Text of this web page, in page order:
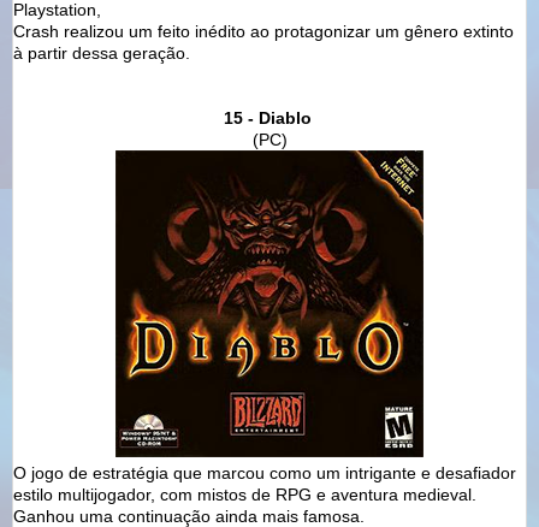
Playstation,
Crash realizou um feito inédito ao protagonizar um gênero extinto
à partir dessa geração.
15 - Diablo
(PC)
O jogo de estratégia que marcou como um intrigante e desafiador
estilo multijogador, com mistos de RPG e aventura medieval.
Ganhou uma continuação ainda mais famosa.